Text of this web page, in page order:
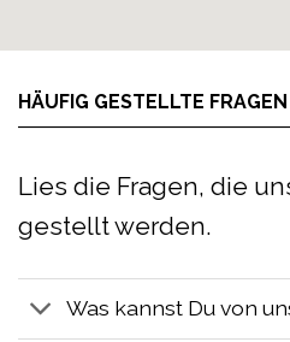
HÄUFIG GESTELLTE
Lies die Fragen, die
gestellt werden.
Was kannst Du von